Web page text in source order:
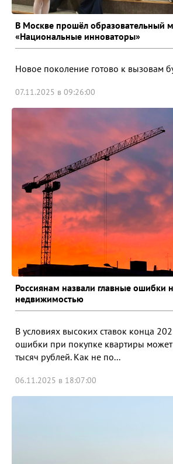
В Москве прошёл образовательный
«Национальные инноваторы»
Новое поколение готово к вызовам
07.11.2025 в 09:26:00
Россиянам назвали главные ошибки
недвижимостью
В условиях высоких ставок конца
ошибки при покупке квартиры может
тысяч рублей. Как не по...
06.11.2025 в 18:07:00